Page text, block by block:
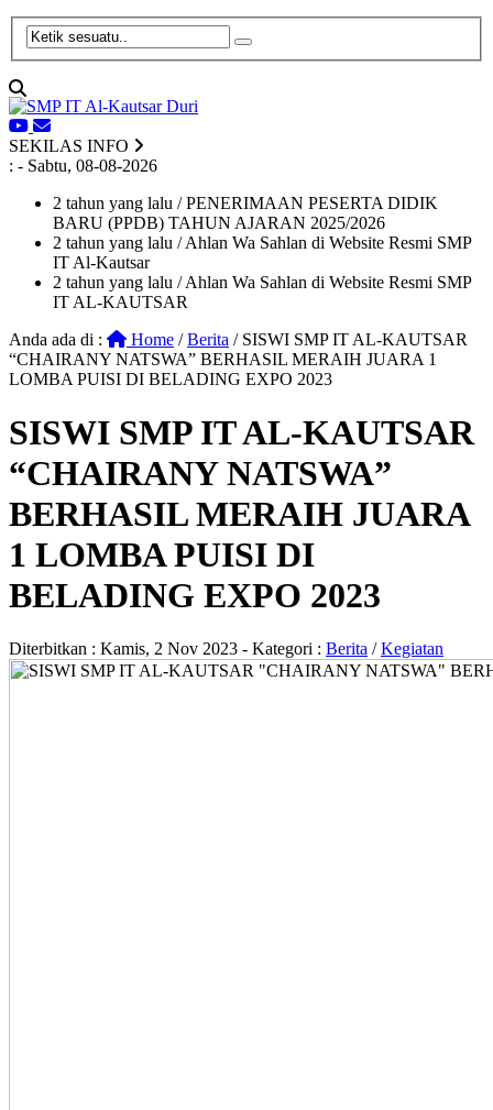
SEKILAS INFO
: - Sabtu, 08-08-2026
2 tahun yang lalu / PENERIMAAN PESERTA DIDIK
BARU (PPDB) TAHUN AJARAN 2025/2026
2 tahun yang lalu / Ahlan Wa Sahlan di Website Resmi SMP
IT Al-Kautsar
2 tahun yang lalu / Ahlan Wa Sahlan di Website Resmi SMP
IT AL-KAUTSAR
Anda ada di :
Home /Berita / SISWI SMP IT AL-KAUTSAR
“CHAIRANY NATSWA” BERHASIL MERAIH JUARA 1
LOMBA PUISI DI BELADING EXPO 2023
SISWI SMP IT AL-KAUTSAR
“CHAIRANY NATSWA”
BERHASIL MERAIH JUARA
1 LOMBA PUISI DI
BELADING EXPO 2023
Diterbitkan : Kamis, 2 Nov 2023 - Kategori : Berita /Kegiatan